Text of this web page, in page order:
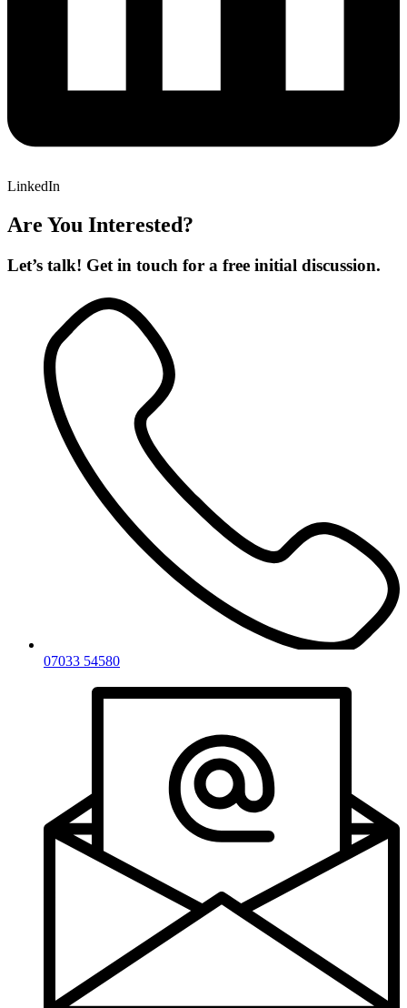
LinkedIn
Are You Interested?
Let’s talk! Get in touch for a free initial discussion.
07033 54580